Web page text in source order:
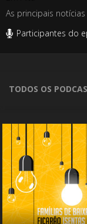
As principais
Participantes do
TODOS OS